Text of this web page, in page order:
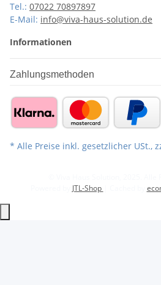
Tel.: 07022 70897897
E-Mail: info@viva-haus-solution.de
Informationen
Zahlungsmethoden
* Alle Preise inkl. gesetzlicher USt.,
JTL-Shop